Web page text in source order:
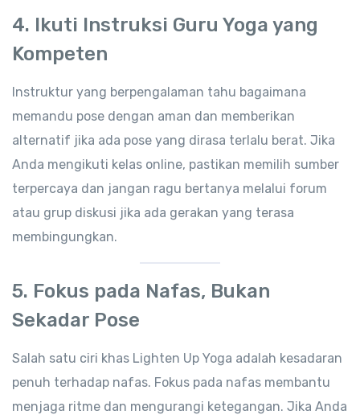
4. Ikuti Instruksi Guru Yoga yang
Kompeten
Instruktur yang berpengalaman tahu bagaimana
memandu pose dengan aman dan memberikan
alternatif jika ada pose yang dirasa terlalu berat. Jika
Anda mengikuti kelas online, pastikan memilih sumber
terpercaya dan jangan ragu bertanya melalui forum
atau grup diskusi jika ada gerakan yang terasa
membingungkan.
5. Fokus pada Nafas, Bukan
Sekadar Pose
Salah satu ciri khas Lighten Up Yoga adalah kesadaran
penuh terhadap nafas. Fokus pada nafas membantu
menjaga ritme dan mengurangi ketegangan. Jika Anda